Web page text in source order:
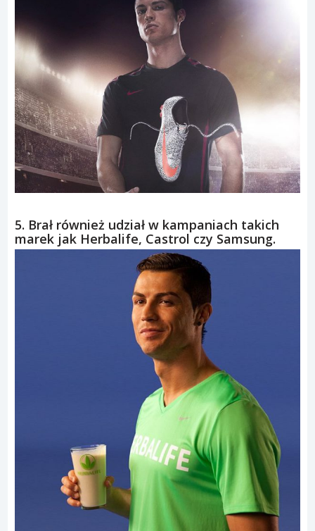
5. Brał również udział w kampaniach takich
marek jak Herbalife, Castrol czy Samsung.